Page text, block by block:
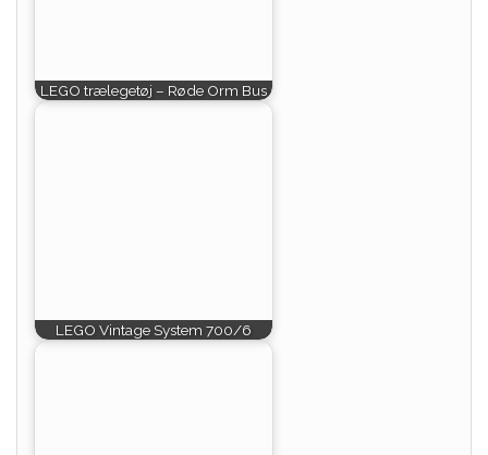
LEGO trælegetøj – Røde Orm Bus
LEGO Vintage System 700/6